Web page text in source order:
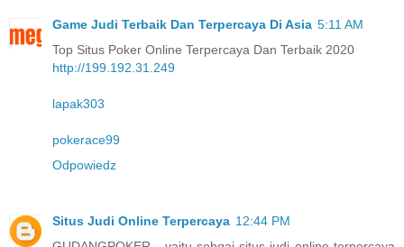
Game Judi Terbaik Dan Terpercaya Di Asia 5:11 AM
Top Situs Poker Online Terpercaya Dan Terbaik 2020
http://199.192.31.249
lapak303
pokerace99
Odpowiedz
Situs Judi Online Terpercaya 12:44 PM